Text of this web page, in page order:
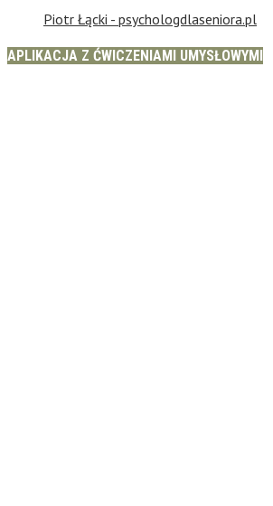
Piotr Łącki - psychologdlaseniora.pl
APLIKACJA Z ĆWICZENIAMI UMYSŁOWYMI